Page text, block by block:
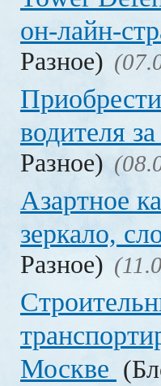
он-лайн-
Разное)
водителя
Разное)
Азартное
зеркало,
Разное)
Москве